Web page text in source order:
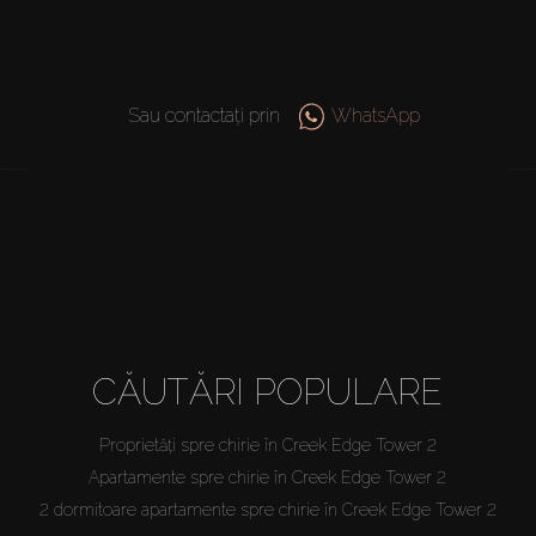
Sau contactați prin WhatsApp
CĂUTĂRI POPULARE
Proprietăți spre chirie în Creek Edge Tower 2
Apartamente spre chirie în Creek Edge Tower 2
2 dormitoare apartamente spre chirie în Creek Edge Tower 2